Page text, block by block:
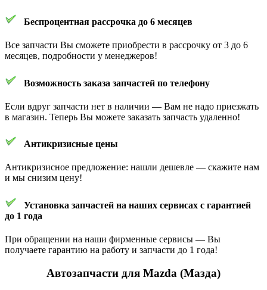
Беспроцентная рассрочка до 6 месяцев
Все запчасти Вы сможете приобрести в рассрочку от 3 до 6
месяцев, подробности у менеджеров!
Возможность заказа запчастей по телефону
Если вдруг запчасти нет в наличии — Вам не надо приезжать
в магазин. Теперь Вы можете заказать запчасть удаленно!
Антикризисные цены
Антикризисное предложение: нашли дешевле — скажите нам
и мы снизим цену!
Установка запчастей на наших сервисах с гарантией
до 1 года
При обращении на наши фирменные сервисы — Вы
получаете гарантию на работу и запчасти до 1 года!
Автозапчасти для Mazda (Мазда)